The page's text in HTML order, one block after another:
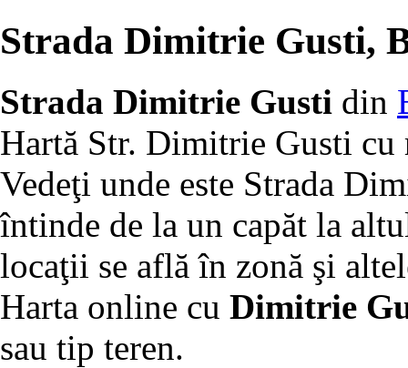
Strada Dimitrie Gusti,
Strada Dimitrie Gusti din
Hartă Str. Dimitrie Gusti cu
Vedeţi unde este Strada
întinde de la un capăt la
locaţii se află în zonă şi
Harta online cu Dimitrie
sau tip teren.